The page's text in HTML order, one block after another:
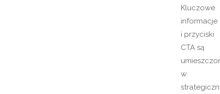
Kluczowe
informacje
i przyciski
CTA są
w